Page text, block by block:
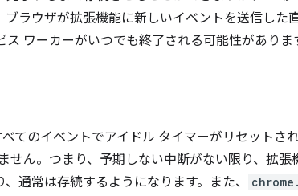
ブラウザが拡張機能に新しいイベントを送信した
ワーカーがいつでも終了される可能性がありま
てのイベントでアイドル タイマーがリセットさ
せん。つまり、予期しない中断がない限り、拡
通常は存続するようになります。また、